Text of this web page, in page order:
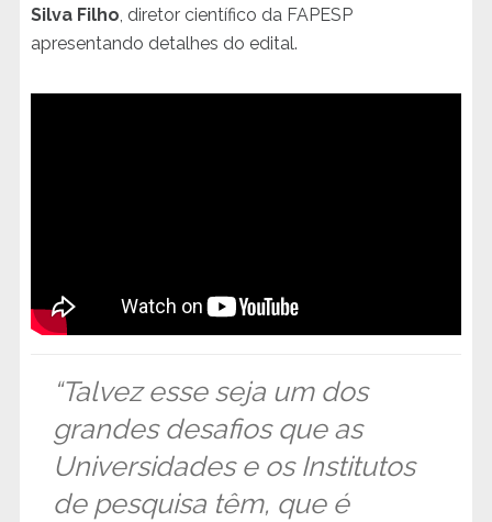
Silva Filho , diretor científico da FAPESP
apresentando detalhes do edital.
“Talvez esse seja um dos
grandes desafios que as
Universidades e os Institutos
de pesquisa têm, que é